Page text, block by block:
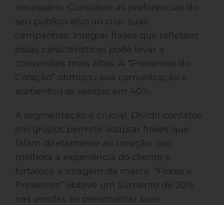
necessário. Considere as preferências do
seu público-alvo ao criar suas
campanhas. Integrar frases que refletem
essas características pode levar a
conversões mais altas. A “Presentes do
Coração” otimizou sua comunicação e
aumentou as vendas em 40%.
A segmentação é crucial. Dividir contatos
em grupos permite adaptar frases que
falam diretamente ao coração. Isso
melhora a experiência do cliente e
fortalece a imagem da marca. “Flores e
Presentes” obteve um aumento de 20%
nas vendas ao personalizar suas